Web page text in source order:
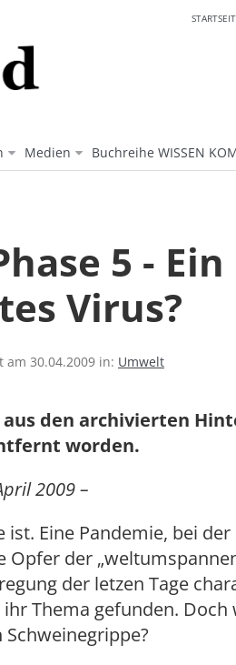
Medien Buchreihe WISSEN
5 -
Virus?
30.04.2009 in: Umwelt
den archivierten
worden.
2009 –
ist. Eine Pandemie, bei
Opfer der
der letzen Tage
Thema gefunden.